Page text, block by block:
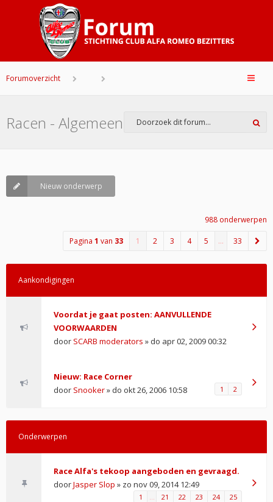
Forumoverzicht
Racen - Algemeen
Nieuw onderwerp
988 onderwerpen
Pagina 1 van 33 1 2 3 4 5 … 33
Aankondigingen
Voordat je gaat posten: AANVULLENDE
VOORWAARDEN
door SCARB moderators » do apr 02, 2009 00:32
Nieuw: Race Corner
door Snooker» do okt 26, 2006 10:58 1 2
Onderwerpen
Race Alfa's tekoop aangeboden en gevraagd.
doorJasper Slop » zo nov 09, 2014 12:49
1 21 22 23 24 25